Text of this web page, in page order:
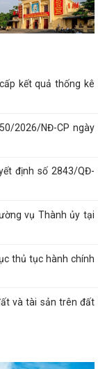
kết quả thống kê
2026/NĐ-CP ngày
định số 2843/QĐ-
vụ Thành ủy tại
thủ tục hành chính
và tài sản trên đất
số 55/2026/QĐ-